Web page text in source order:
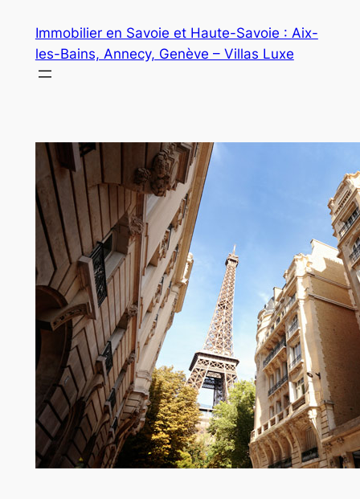
contenu
Immobilier en Savoie et Haute-Savoie : Aix-
les-Bains, Annecy, Genève – Villas Luxe